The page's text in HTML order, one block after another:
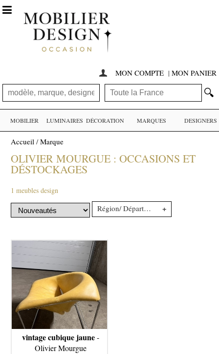
 MON COMPTE | MON PANIER
🔍

MOBILIER LUMINAIRES DÉCORATION MARQUES DESIGNERS
Accueil /Marque
OLIVIER MOURGUE : OCCASIONS ET
DÉSTOCKAGES
1 meubles design
Région/ Département +
vintage cubique jaune-
Olivier Mourgue